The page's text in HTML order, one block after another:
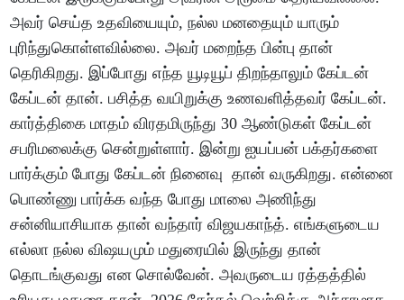
அவர் செய்த உதவியையும், நல்ல மனதையும் யாரும்
புரிந்துகொள்ளவில்லை. அவர் மறைந்த பின்பு தான்
தெரிகிறது. இப்போது எந்த யூடியூப் திறந்தாலும் கேப்டன்
கேப்டன் தான். பசித்த வயிறுக்கு உணவளித்தவர் கேப்டன்.
கார்த்திகை மாதம் விரதமிருந்து 30 ஆண்டுகள் கேப்டன்
சபரிமலைக்கு சென்றுள்ளார். இன்று ஐயப்பன் பக்தர்களை
பார்க்கும் போது கேப்டன் நினைவு தான் வருகிறது. என்னை
பொண்ணு பார்க்க வந்த போது மாலை அணிந்து
சன்னியாசியாக தான் வந்தார் விஜயகாந்த். எங்களுடைய
எல்லா நல்ல விஷயமும் மதுரையில் இருந்து தான்
தொடங்குவது என சொல்வேன். அவருடைய ரத்தத்தில்